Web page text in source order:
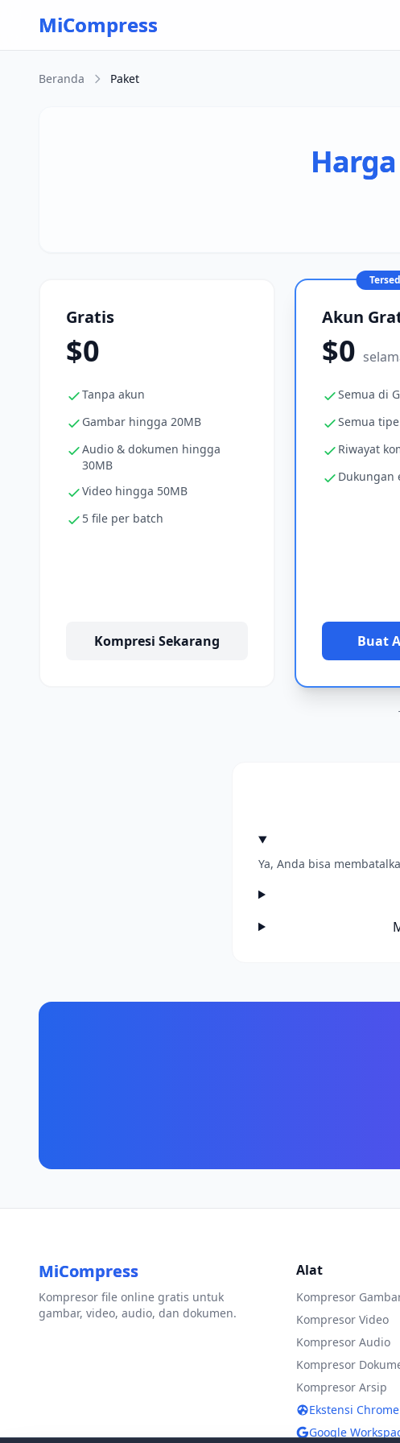
Skip to main content
MiCompress
Beranda Paket
Gratis
$0
Tanpa akun
Gambar hingga 20MB
Audio & dokumen hingga
30MB
Video hingga 50MB
5 file per batch
Kompresi Sekarang
Akun
$0
Semua di
Semua
Riwayat
Dukungan
Buat
Ya, Anda bisa
MiCompress
Kompresor file online gratis untuk
gambar, video, audio, dan dokumen.
Alat
Kompresor
Kompresor Video
Kompresor Audio
Kompresor
Kompresor Arsip
Ekstensi Chrome
Google